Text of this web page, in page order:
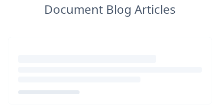
Document Blog Articles